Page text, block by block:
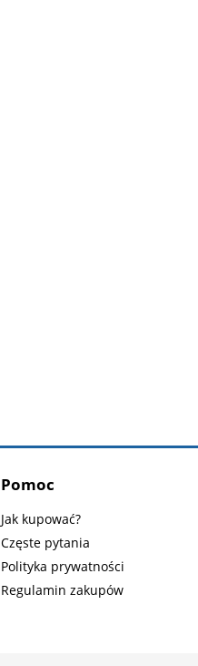
Pomoc
Jak kupować?
Częste pytania
Polityka prywatności
Regulamin zakupów